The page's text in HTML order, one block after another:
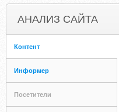
АНАЛИЗ САЙТА
Контент
Информер
Посетители